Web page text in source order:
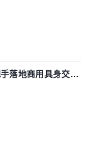
落地商用具身交互